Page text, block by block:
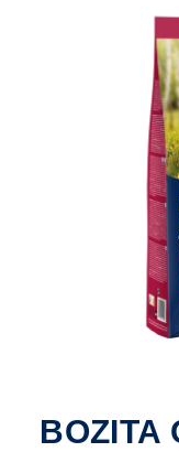
BOZITA